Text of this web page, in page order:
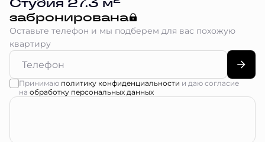
забронирована
Оставьте телефон и мы подберем для вас похожую
квартиру
Принимаю политику конфиденциальности и даю согласие
на обработку персональных данных